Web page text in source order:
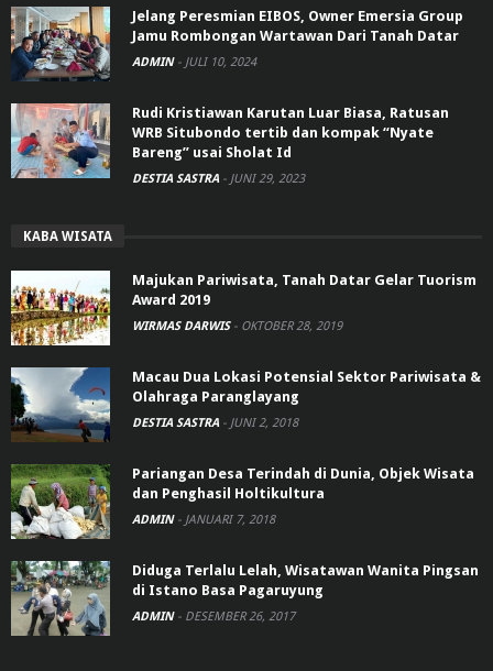
Jelang Peresmian EIBOS, Owner Emersia Group
Jamu Rombongan Wartawan Dari Tanah Datar
ADMIN - JULI 10, 2024
Rudi Kristiawan Karutan Luar Biasa, Ratusan
WRB Situbondo tertib dan kompak “Nyate
Bareng” usai Sholat Id
DESTIA SASTRA - JUNI 29, 2023
KABA WISATA
Majukan Pariwisata, Tanah Datar Gelar Tuorism
Award 2019
WIRMAS DARWIS - OKTOBER 28, 2019
Macau Dua Lokasi Potensial Sektor Pariwisata &
Olahraga Paranglayang
DESTIA SASTRA - JUNI 2, 2018
Pariangan Desa Terindah di Dunia, Objek Wisata
dan Penghasil Holtikultura
ADMIN - JANUARI 7, 2018
Diduga Terlalu Lelah, Wisatawan Wanita Pingsan
di Istano Basa Pagaruyung
ADMIN - DESEMBER 26, 2017